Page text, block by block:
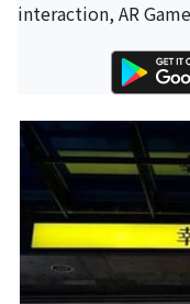
interaction, AR